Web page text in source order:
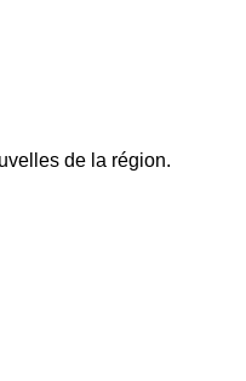
de la région.